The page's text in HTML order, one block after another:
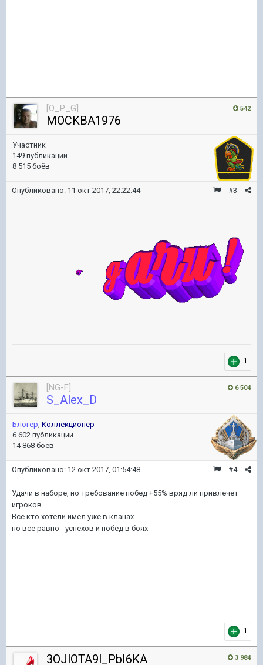
542
[O_P_G]
MOCKBA1976
Участник
149 публикаций
8 515 боёв
#3
Опубликовано: 11 окт 2017, 22:22:44
1
6 504
[NG-F]
S_Alex_D
Блогер Коллекционер
6 602 публикации
14 868 боёв
#4
Опубликовано: 12 окт 2017, 01:54:48
Удачи в наборе, но требование побед +55% вряд ли привлечет
игроков.
Все кто хотели имел уже в кланах
но все равно - успехов и побед в боях
1
3 984
3OJlOTA9l_PbI6KA